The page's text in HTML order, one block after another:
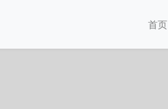
首页